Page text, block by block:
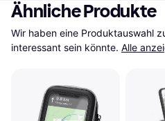
Ähnliche Produkte
Wir haben eine Produktauswahl
interessant sein könnte. Alle